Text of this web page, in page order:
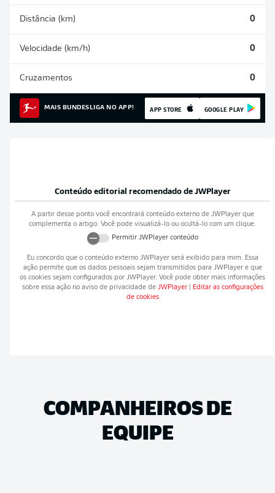
Distância (km) 0
Velocidade (km/h) 0
Cruzamentos 0
MAIS BUNDESLIGA NO APP! APP STORE GOOGLE PLAY
Conteúdo editorial recomendado de JWPlayer
A partir desse ponto você encontrará conteúdo externo de JWPlayerque
complementa o artigo. Você pode visualizá-lo ou ocultá-lo com um clique.
Permitir JWPlayerconteúdo
Eu concordo que o conteúdo externo JWPlayerserá exibido para mim. Essa
ação permite que os dados pessoais sejam transmitidos para JWPlayere que
os cookies sejam configurados por JWPlayer. Você pode obter mais informações
sobre essa ação no aviso de privacidade de JWPlayer
Editar as configurações
de cookies
COMPANHEIROS DE
EQUIPE